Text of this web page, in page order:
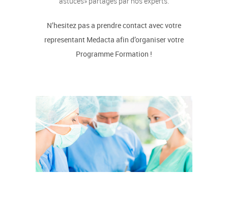
N’hesitez pas a prendre contact avec votre
representant Medacta afin d’organiser votre
Programme Formation !